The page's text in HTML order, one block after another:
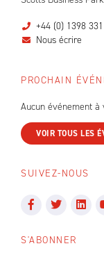
+44 (0) 1398
Nous écrire
PROCHAIN
Aucun événement à
VOIR TOUS LES
SUIVEZ-NOUS
S'ABONNER